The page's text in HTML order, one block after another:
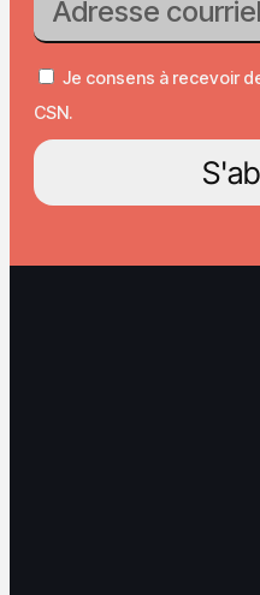
Je consens à recevoir
CSN.